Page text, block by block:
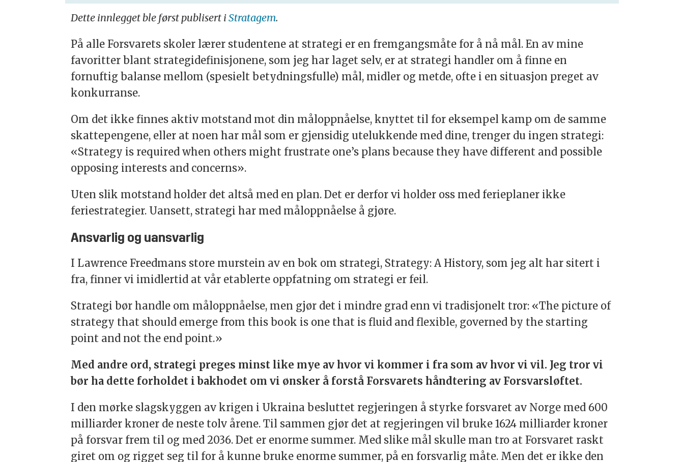
Dette innlegget ble først publisert iStratagem.
På alle Forsvarets skoler lærer studentene at strategi er en fremgangsmåte for å nå mål. En av mine
favoritter blant strategidefinisjonene, som jeg har laget selv, er at strategi handler om å finne en
fornuftig balanse mellom (spesielt betydningsfulle) mål, midler og metde, ofte i en situasjon preget av
konkurranse.
Om det ikke finnes aktiv motstand mot din måloppnåelse, knyttet til for eksempel kamp om de samme
skattepengene, eller at noen har mål som er gjensidig utelukkende med dine, trenger du ingen strategi:
«Strategy is required when others might frustrate one’s plans because they have different and possible
opposing interests and concerns».
Uten slik motstand holder det altså med en plan. Det er derfor vi holder oss med ferieplaner ikke
feriestrategier. Uansett, strategi har med måloppnåelse å gjøre.
Ansvarlig og uansvarlig
I Lawrence Freedmans store murstein av en bok om strategi, Strategy: A History, som jeg alt har sitert i
fra, finner vi imidlertid at vår etablerte oppfatning om strategi er feil.
Strategi bør handle om måloppnåelse, men gjør det i mindre grad enn vi tradisjonelt tror: «The picture of
strategy that should emerge from this book is one that is fluid and flexible, governed by the starting
point and not the end point.»
Med andre ord, strategi preges minst like mye av hvor vi kommer i fra som av hvor vi vil. Jeg tror vi
bør ha dette forholdet i bakhodet om vi ønsker å forstå Forsvarets håndtering av Forsvarsløftet.
I den mørke slagskyggen av krigen i Ukraina besluttet regjeringen å styrke forsvaret av Norge med 600
milliarder kroner de neste tolv årene. Til sammen gjør det at regjeringen vil bruke 1624 milliarder kroner
på forsvar frem til og med 2036. Det er enorme summer. Med slike mål skulle man tro at Forsvaret raskt
giret om og rigget seg til for å kunne bruke enorme summer, på en forsvarlig måte. Men det er ikke den